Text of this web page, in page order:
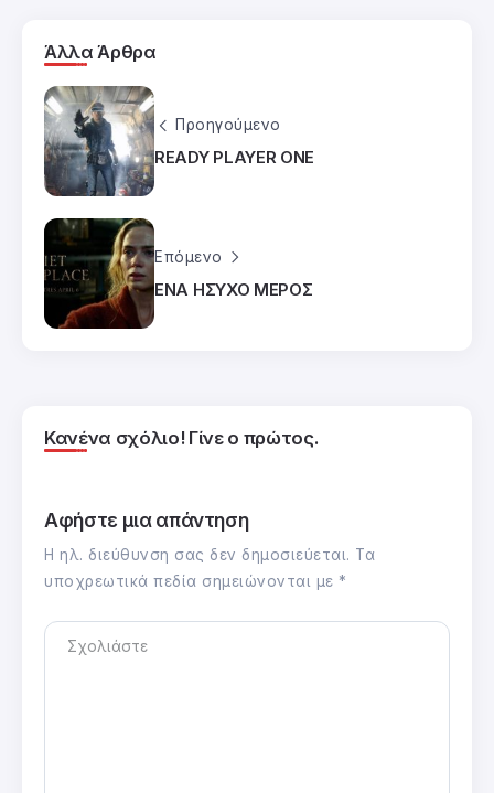
Άλλα Άρθρα
Προηγούμενο
READY PLAYER ONE
Επόμενο
ΕΝΑ ΗΣΥΧΟ ΜΕΡΟΣ
Κανένα σχόλιο! Γίνε ο πρώτος.
Αφήστε μια απάντηση
Η ηλ. διεύθυνση σας δεν δημοσιεύεται. Τα
υποχρεωτικά πεδία σημειώνονται με *